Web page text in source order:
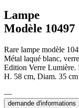
Lampe
Modèle 10497
Rare lampe modèle
Métal laqué blanc,
Edition Verre Lumière.
H. 58 cm, Diam. 35 cm
demande d'informations